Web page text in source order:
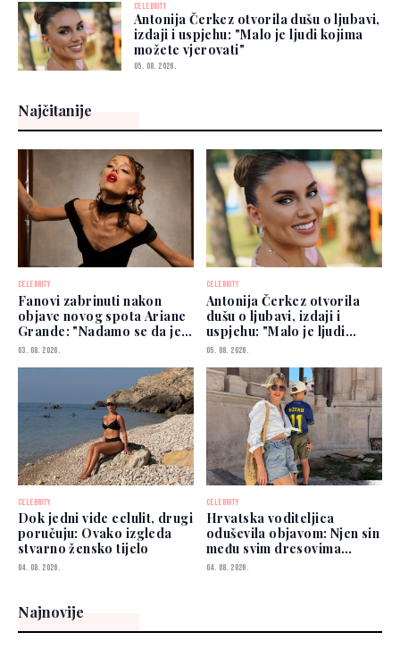
CELEBRITY
Antonija Čerkez otvorila dušu o ljubavi,
izdaji i uspjehu: "Malo je ljudi kojima
možete vjerovati"
05. 08. 2026.
Najčitanije
CELEBRITY
Fanovi zabrinuti nakon
objave novog spota Ariane
Grande: "Nadamo se da je
dobro"
03. 08. 2026.
CELEBRITY
Antonija Čerkez otvorila
dušu o ljubavi, izdaji i
uspjehu: "Malo je ljudi
kojima možete vjerovati"
05. 08. 2026.
CELEBRITY
Dok jedni vide celulit, drugi
poručuju: Ovako izgleda
stvarno žensko tijelo
04. 08. 2026.
CELEBRITY
Hrvatska voditeljica
oduševila objavom: Njen sin
među svim dresovima
izabrao Zmajeve
04. 08. 2026.
Najnovije